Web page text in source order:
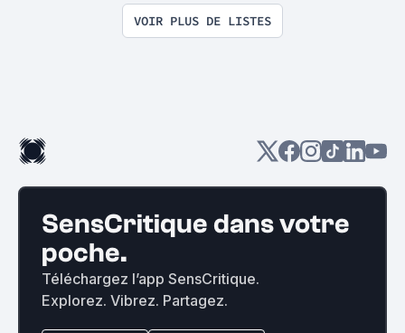
VOIR PLUS DE LISTES
SensCritique dans votre
poche.
Téléchargez l’app SensCritique.
Explorez. Vibrez. Partagez.